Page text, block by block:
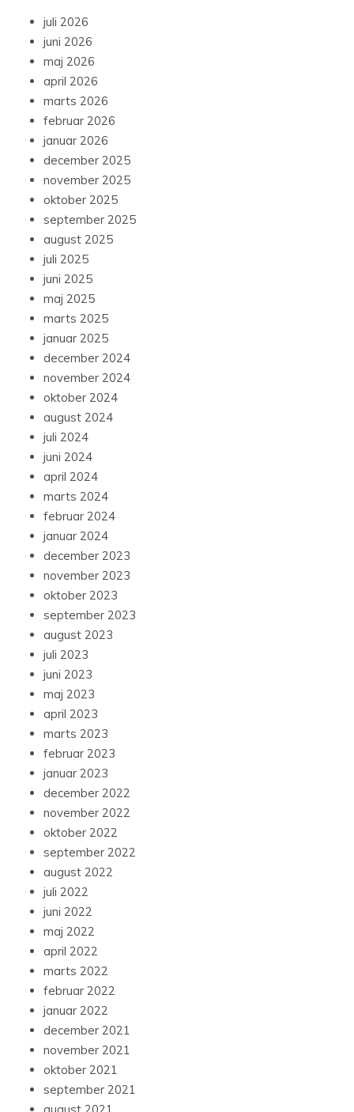
juli 2026
juni 2026
maj 2026
april 2026
marts 2026
februar 2026
januar 2026
december 2025
november 2025
oktober 2025
september 2025
august 2025
juli 2025
juni 2025
maj 2025
marts 2025
januar 2025
december 2024
november 2024
oktober 2024
august 2024
juli 2024
juni 2024
april 2024
marts 2024
februar 2024
januar 2024
december 2023
november 2023
oktober 2023
september 2023
august 2023
juli 2023
juni 2023
maj 2023
april 2023
marts 2023
februar 2023
januar 2023
december 2022
november 2022
oktober 2022
september 2022
august 2022
juli 2022
juni 2022
maj 2022
april 2022
marts 2022
februar 2022
januar 2022
december 2021
november 2021
oktober 2021
september 2021